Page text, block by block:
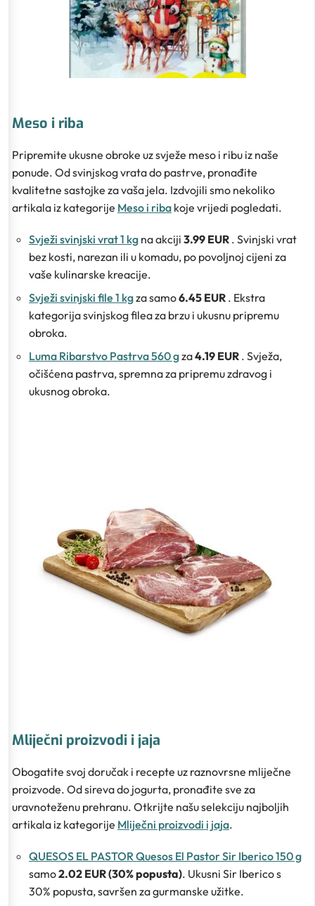
Meso i riba
Pripremite ukusne obroke uz svježe meso i ribu iz naše
ponude. Od svinjskog vrata do pastrve, pronađite
kvalitetne sastojke za vaša jela. Izdvojili smo nekoliko
artikala iz kategorije Meso i riba koje vrijedi pogledati.
Svježi svinjski vrat 1 kg na akciji 3.99 EUR . Svinjski vrat
bez kosti, narezan ili u komadu, po povoljnoj cijeni za
vaše kulinarske kreacije.
Svježi svinjski file 1 kgza samo6.45 EUR . Ekstra
kategorija svinjskog filea za brzu i ukusnu pripremu
obroka.
Luma Ribarstvo Pastrva 560 gza4.19 EUR . Svježa,
očišćena pastrva, spremna za pripremu zdravog i
ukusnog obroka.
Mliječni proizvodi i jaja
Obogatite svoj doručak i recepte uz raznovrsne mliječne
proizvode. Od sireva do jogurta, pronađite sve za
uravnoteženu prehranu. Otkrijte našu selekciju najboljih
artikala iz kategorije Mliječni proizvodi i jaja.
QUESOS EL PASTOR Quesos El Pastor Sir Iberico 150 g
samo2.02 EUR (30% popusta). Ukusni Sir Iberico s
30% popusta, savršen za gurmanske užitke.